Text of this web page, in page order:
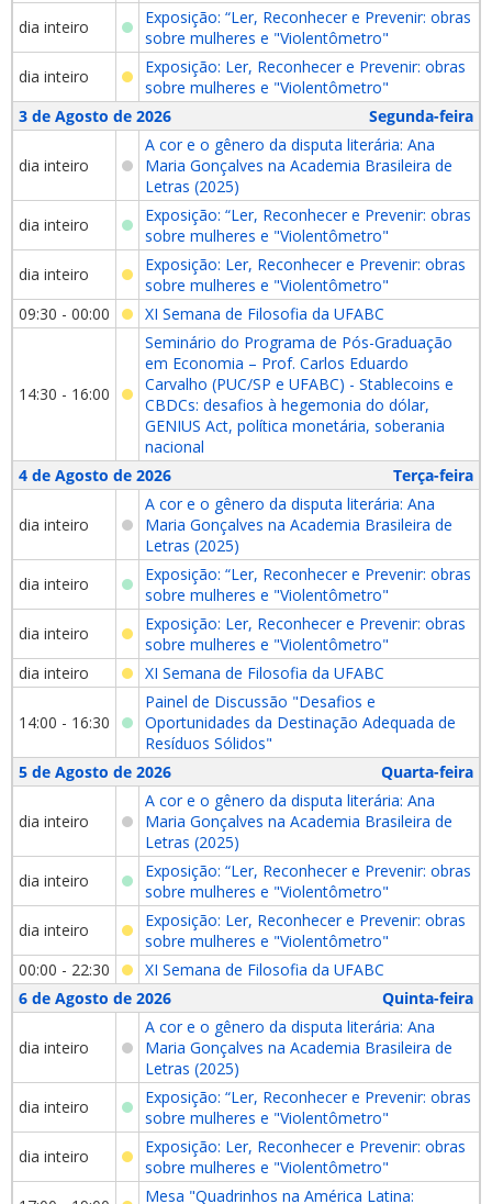
dia inteiro
Exposição: “Ler, Reconhecer e Prevenir: obras
sobre mulheres e "Violentômetro"
dia inteiro
Exposição: Ler, Reconhecer e Prevenir: obras
sobre mulheres e "Violentômetro"
3 de Agosto de 2026
Segunda-feira
dia inteiro
A cor e o gênero da disputa literária: Ana
Maria Gonçalves na Academia Brasileira de
Letras (2025)
dia inteiro
Exposição: “Ler, Reconhecer e Prevenir: obras
sobre mulheres e "Violentômetro"
dia inteiro
Exposição: Ler, Reconhecer e Prevenir: obras
sobre mulheres e "Violentômetro"
09:30 - 00:00
XI Semana de Filosofia da UFABC
14:30 - 16:00
Seminário do Programa de Pós-Graduação
em Economia – Prof. Carlos Eduardo
Carvalho (PUC/SP e UFABC) - Stablecoins e
CBDCs: desafios à hegemonia do dólar,
GENIUS Act, política monetária, soberania
nacional
4 de Agosto de 2026
Terça-feira
dia inteiro
A cor e o gênero da disputa literária: Ana
Maria Gonçalves na Academia Brasileira de
Letras (2025)
dia inteiro
Exposição: “Ler, Reconhecer e Prevenir: obras
sobre mulheres e "Violentômetro"
dia inteiro
Exposição: Ler, Reconhecer e Prevenir: obras
sobre mulheres e "Violentômetro"
dia inteiro
XI Semana de Filosofia da UFABC
14:00 - 16:30
Painel de Discussão "Desafios e
Oportunidades da Destinação Adequada de
Resíduos Sólidos"
5 de Agosto de 2026
Quarta-feira
dia inteiro
A cor e o gênero da disputa literária: Ana
Maria Gonçalves na Academia Brasileira de
Letras (2025)
dia inteiro
Exposição: “Ler, Reconhecer e Prevenir: obras
sobre mulheres e "Violentômetro"
dia inteiro
Exposição: Ler, Reconhecer e Prevenir: obras
sobre mulheres e "Violentômetro"
00:00 - 22:30
XI Semana de Filosofia da UFABC
6 de Agosto de 2026
Quinta-feira
dia inteiro
A cor e o gênero da disputa literária: Ana
Maria Gonçalves na Academia Brasileira de
Letras (2025)
dia inteiro
Exposição: “Ler, Reconhecer e Prevenir: obras
sobre mulheres e "Violentômetro"
dia inteiro
Exposição: Ler, Reconhecer e Prevenir: obras
sobre mulheres e "Violentômetro"
Mesa "Quadrinhos na América Latina: